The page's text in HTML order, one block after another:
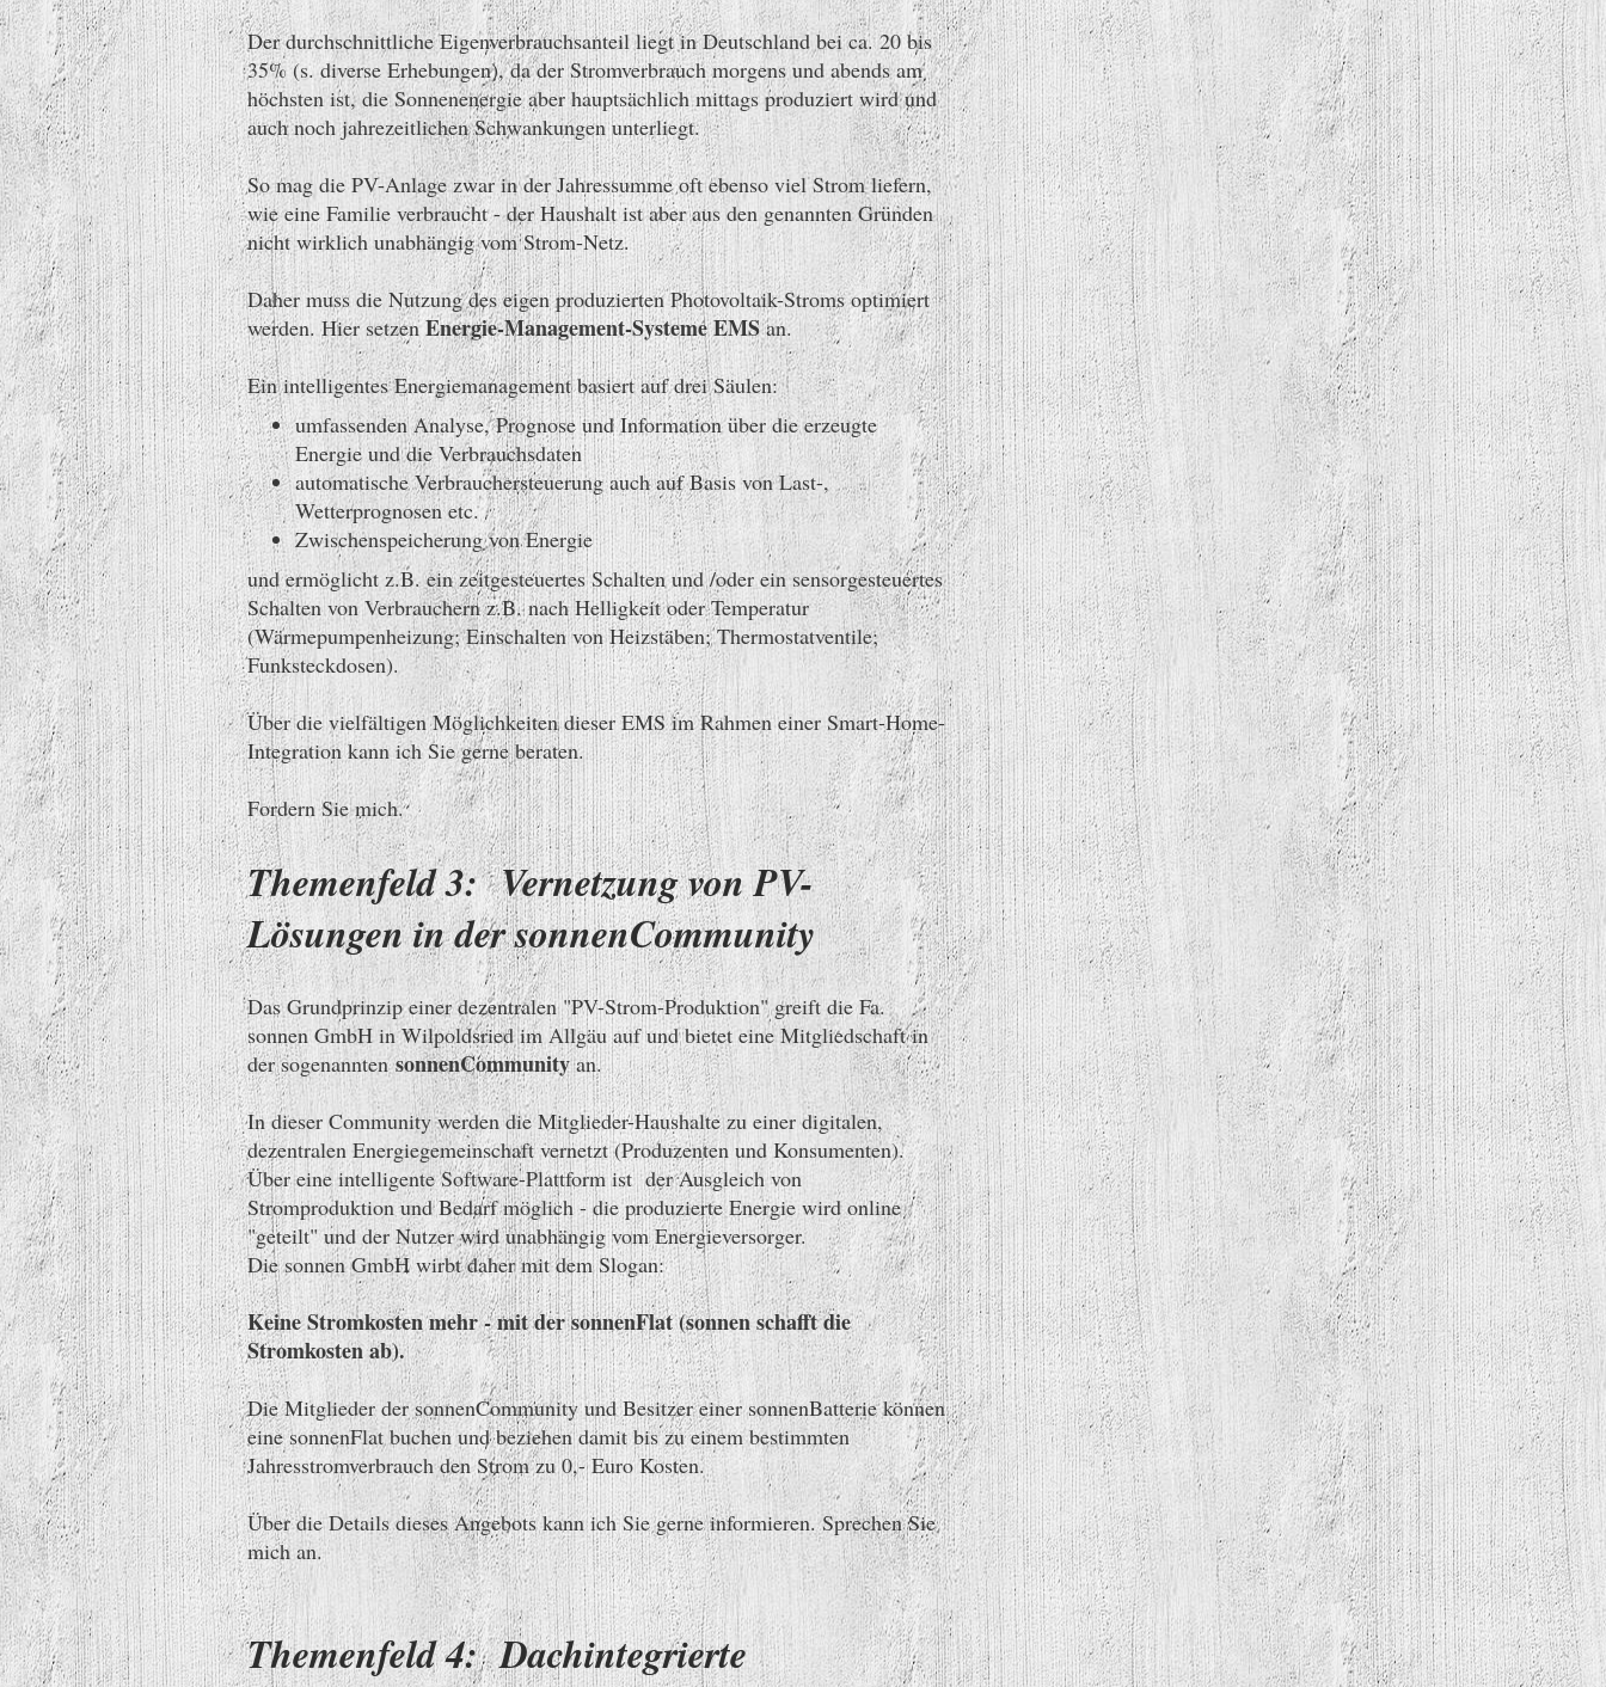
Der durchschnittliche Eigenverbrauchsanteil liegt in Deutschland bei ca. 20 bis
35% (s. diverse Erhebungen), da der Stromverbrauch morgens und abends am
höchsten ist, die Sonnenenergie aber hauptsächlich mittags produziert wird und
auch noch jahrezeitlichen Schwankungen unterliegt.
So mag die PV-Anlage zwar in der Jahressumme oft ebenso viel Strom liefern,
wie eine Familie verbraucht - der Haushalt ist aber aus den genannten Gründen
nicht wirklich unabhängig vom Strom-Netz.
Daher muss die Nutzung des eigen produzierten Photovoltaik-Stroms optimiert
werden. Hier setzenEnergie-Management-Systeme EMSan.
Ein intelligentes Energiemanagement basiert auf drei Säulen:
umfassenden Analyse, Prognose und Information über die erzeugte
Energie und die Verbrauchsdaten
automatische Verbrauchersteuerung auch auf Basis von Last-,
Wetterprognosen etc.
Zwischenspeicherung von Energie
und ermöglicht z.B. ein zeitgesteuertes Schalten und /oder ein sensorgesteuertes
Schalten von Verbrauchern z.B. nach Helligkeit oder Temperatur
(Wärmepumpenheizung; Einschalten von Heizstäben; Thermostatventile;
Funksteckdosen).
Über die vielfältigen Möglichkeiten dieser EMS im Rahmen einer Smart-Home-
Integration kann ich Sie gerne beraten.
Fordern Sie mich.
Themenfeld 3: Vernetzung von PV-
Lösungen in der sonnenCommunity
Das Grundprinzip einer dezentralen "PV-Strom-Produktion" greift die Fa.
sonnen GmbH in Wilpoldsried im Allgäu auf und bietet eine Mitgliedschaft in
der sogenanntensonnenCommunityan.
In dieser Community werden die Mitglieder-Haushalte zu einer digitalen,
dezentralen Energiegemeinschaft vernetzt (Produzenten und Konsumenten).
Über eine intelligente Software-Plattform ist der Ausgleich von
Stromproduktion und Bedarf möglich - die produzierte Energie wird online
"geteilt" und der Nutzer wird unabhängig vom Energieversorger.
Die sonnen GmbH wirbt daher mit dem Slogan:
Keine Stromkosten mehr - mit der sonnenFlat (sonnen schafft die
Stromkosten ab).
Die Mitglieder der sonnenCommunity und Besitzer einer sonnenBatterie können
eine sonnenFlat buchen und beziehen damit bis zu einem bestimmten
Jahresstromverbrauch den Strom zu 0,- Euro Kosten.
Über die Details dieses Angebots kann ich Sie gerne informieren. Sprechen Sie
mich an.
Themenfeld 4: Dachintegrierte